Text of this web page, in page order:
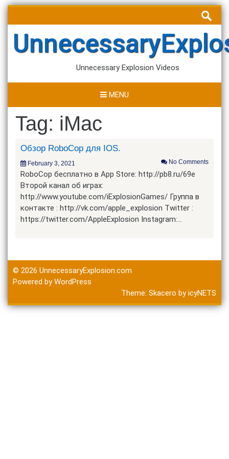
Skip
content
Search
for:
Unnecessary Explosion Videos
MENU
Tag: iMac
Обзор RoboCop для IOS.
February 3, 2021 No Comments
RoboCop бесплатно в App Store: http://pb8.ru/69e
Второй канал об играх:
http://www.youtube.com/iExplosionGames/ Группа в
контакте : http://vk.com/apple_explosion Twitter :
https://twitter.com/AppleExplosion Instagram:…
© 2026 UnnecessaryExplosion.com
Powered by WordPress
Theme: Skacero byicyNETS